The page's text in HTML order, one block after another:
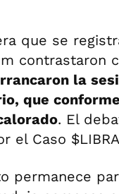
que se
contrastaron
la
que
. El
el Caso
permanece